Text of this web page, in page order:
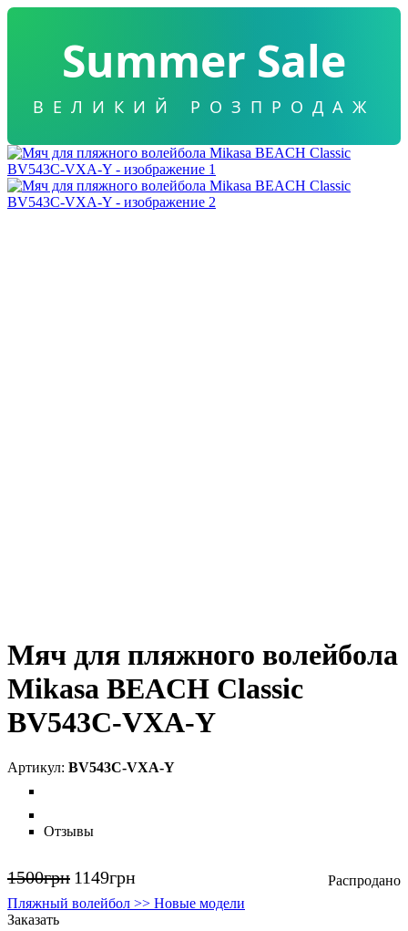
Summer Sale
ВЕЛИКИЙ РОЗПРОДАЖ
Мяч для пляжного волейбола
Mikasa BEACH Classic
BV543C-VXA-Y
BV543C-VXA-Y
Отзывы
1500грн 1149грн
Пляжный волейбол >> Новые модели
Заказать